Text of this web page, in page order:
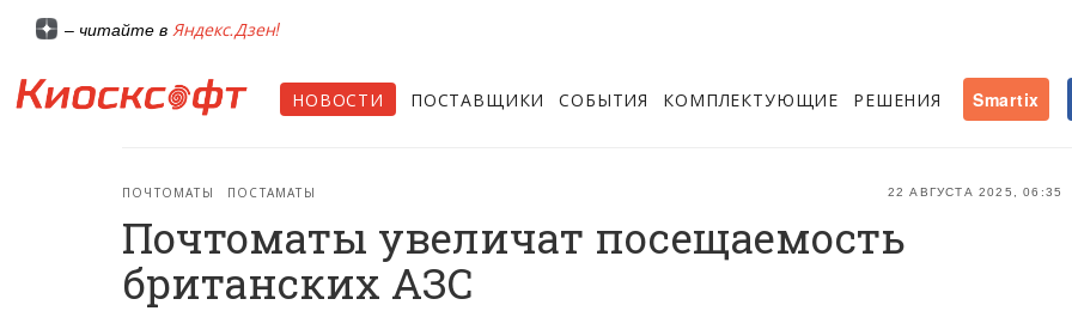
– читайте в Яндекс.Дзен!
НОВОСТИ ПОСТАВЩИКИ СОБЫТИЯ КОМПЛЕКТУЮЩИЕ РЕШЕНИЯ Smartix
22 АВГУСТА 2025, 06:35
ПОЧТОМАТЫ ПОСТАМАТЫ
Почтоматы увеличат посещаемость
британских АЗС